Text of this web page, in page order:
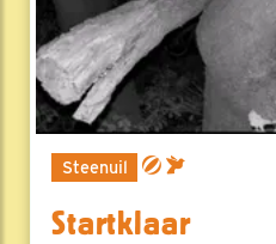
Steenuil
Startklaar